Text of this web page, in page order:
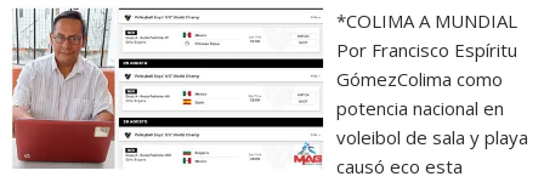
*COLIMA A MUNDIAL
Por Francisco Espíritu
GómezColima como
potencia nacional en
voleibol de sala y playa
causó eco esta